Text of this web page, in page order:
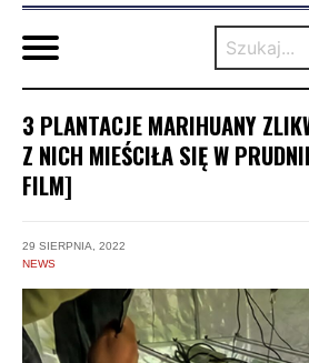
3 PLANTACJE MARIHUANY
Z NICH MIEŚCIŁA SIĘ W
FILM]
29 SIERPNIA, 2022
NEWS